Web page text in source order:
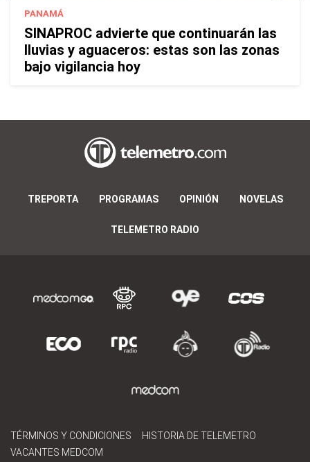
PANAMÁ
SINAPROC advierte que continuarán las
lluvias y aguaceros: estas son las zonas
bajo vigilancia hoy
TREPORTA PROGRAMAS OPINIÓN NOVELAS
TELEMETRO RADIO
TÉRMINOS Y CONDICIONES
HISTORIA DE TELEMETRO
VACANTES MEDCOM